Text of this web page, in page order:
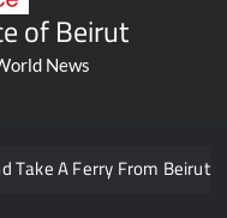
of Beirut
News
A Ferry From Beirut To